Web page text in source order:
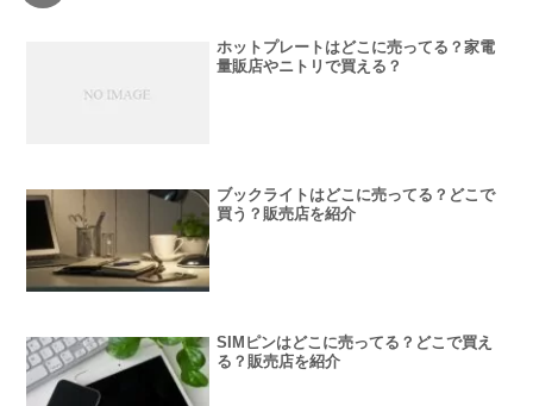
ホットプレートはどこに売ってる？家電
量販店やニトリで買える？
ブックライトはどこに売ってる？どこで
買う？販売店を紹介
SIMピンはどこに売ってる？どこで買え
る？販売店を紹介